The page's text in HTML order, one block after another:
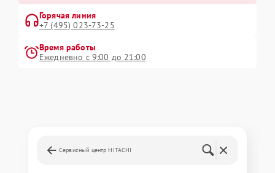
Горячая линия
+7 (495) 023-73-25
Время работы
Ежедневно с 9:00 до 21:00
Сервисный центр HITACHI